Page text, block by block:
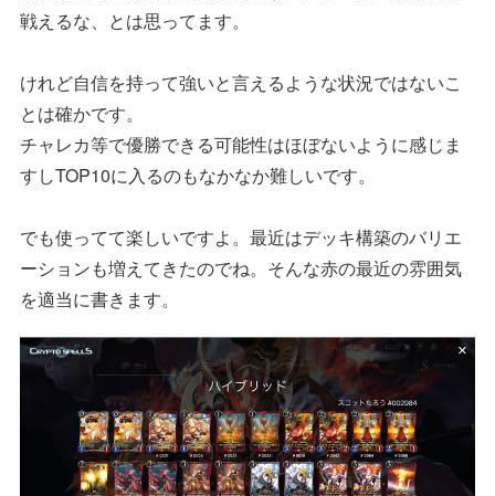
戦えるな、とは思ってます。
けれど自信を持って強いと言えるような状況ではないこ
とは確かです。
チャレカ等で優勝できる可能性はほぼないように感じま
すしTOP10に入るのもなかなか難しいです。
でも使ってて楽しいですよ。最近はデッキ構築のバリエ
ーションも増えてきたのでね。そんな赤の最近の雰囲気
を適当に書きます。